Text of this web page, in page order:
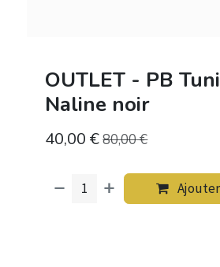
OUTLET - PB
Naline noir
40,00 €80,00€